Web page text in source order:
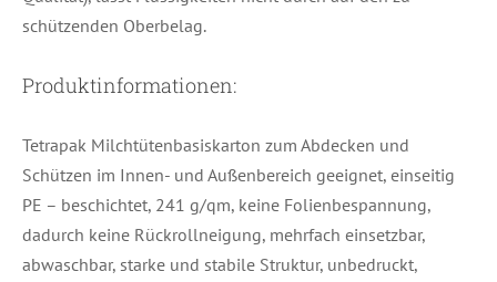
schützenden Oberbelag.
Produktinformationen:
Tetrapak Milchtütenbasiskarton zum Abdecken und
Schützen im Innen- und Außenbereich geeignet, einseitig
PE – beschichtet, 241 g/qm, keine Folienbespannung,
dadurch keine Rückrollneigung, mehrfach einsetzbar,
abwaschbar, starke und stabile Struktur, unbedruckt,